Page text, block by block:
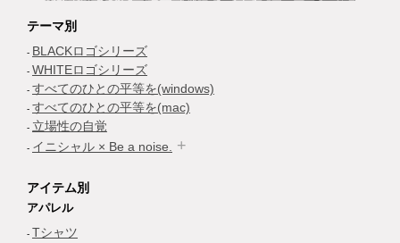
テーマ別
BLACKロゴシリーズ
WHITEロゴシリーズ
すべてのひとの平等を(windows)
すべてのひとの平等を(mac)
立場性の自覚
イニシャル × Be a noise.
アイテム別
アパレル
Tシャツ